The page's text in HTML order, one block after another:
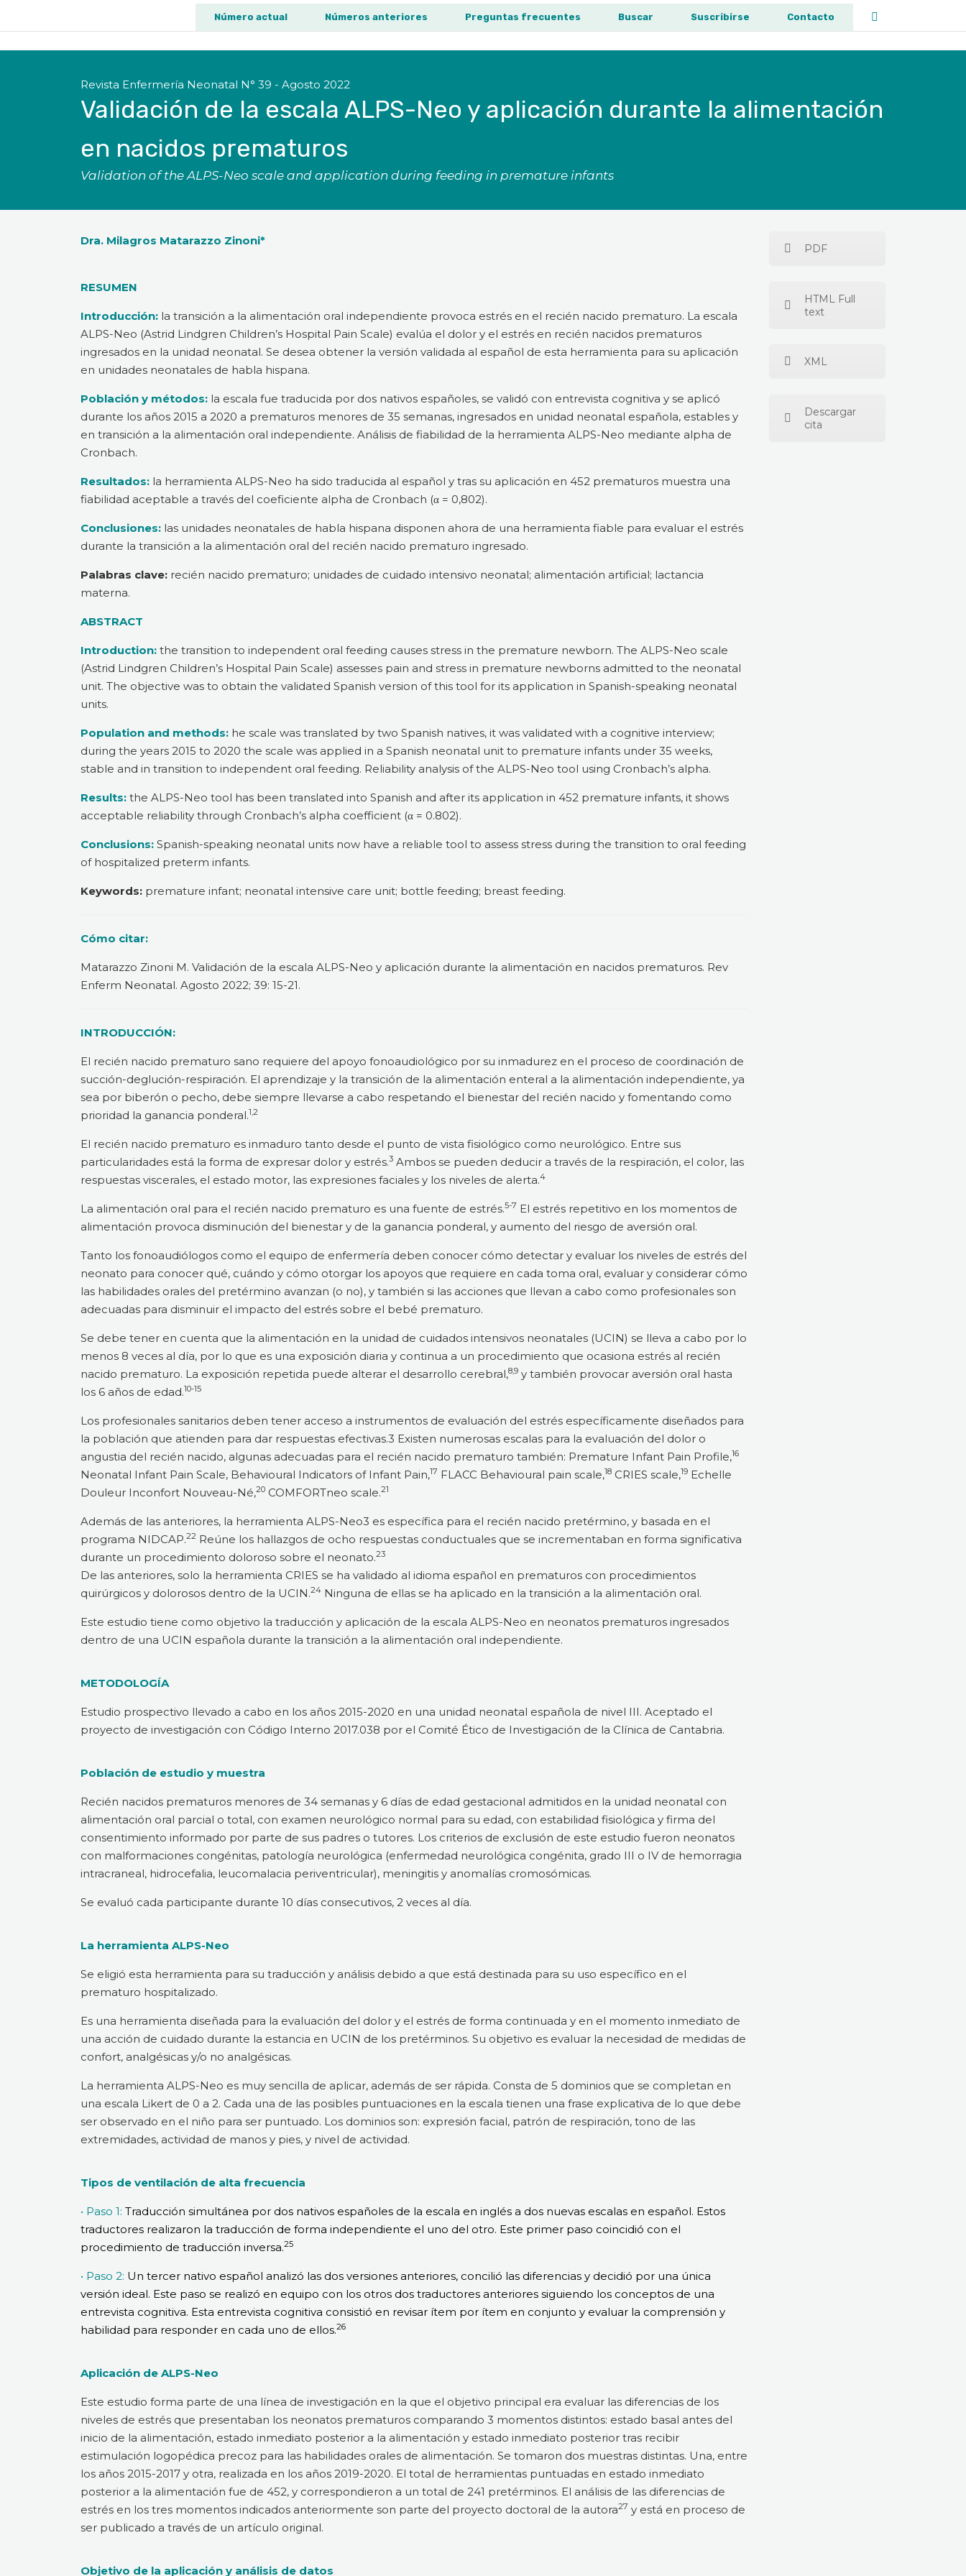
Número actual Números anteriores Preguntas frecuentes Buscar Suscribirse Contacto
Revista Enfermería Neonatal N° 39 - Agosto 2022
Validación de la escala ALPS-Neo y aplicación durante la alimentación
en nacidos prematuros
Validation of the ALPS-Neo scale and application during feeding in premature infants
Dra. Milagros Matarazzo Zinoni*
RESUMEN
Introducción: la transición a la alimentación oral independiente provoca estrés en el recién nacido prematuro. La escala
ALPS-Neo (Astrid Lindgren Children’s Hospital Pain Scale) evalúa el dolor y el estrés en recién nacidos prematuros
ingresados en la unidad neonatal. Se desea obtener la versión validada al español de esta herramienta para su aplicación
en unidades neonatales de habla hispana.
Población y métodos: la escala fue traducida por dos nativos españoles, se validó con entrevista cognitiva y se aplicó
durante los años 2015 a 2020 a prematuros menores de 35 semanas, ingresados en unidad neonatal española, estables y
en transición a la alimentación oral independiente. Análisis de fiabilidad de la herramienta ALPS-Neo mediante alpha de
Cronbach.
Resultados: la herramienta ALPS-Neo ha sido traducida al español y tras su aplicación en 452 prematuros muestra una
fiabilidad aceptable a través del coeficiente alpha de Cronbach (α = 0,802).
Conclusiones: las unidades neonatales de habla hispana disponen ahora de una herramienta fiable para evaluar el estrés
durante la transición a la alimentación oral del recién nacido prematuro ingresado.
Palabras clave: recién nacido prematuro; unidades de cuidado intensivo neonatal; alimentación artificial; lactancia
materna.
ABSTRACT
Introduction: the transition to independent oral feeding causes stress in the premature newborn. The ALPS-Neo scale
(Astrid Lindgren Children’s Hospital Pain Scale) assesses pain and stress in premature newborns admitted to the neonatal
unit. The objective was to obtain the validated Spanish version of this tool for its application in Spanish-speaking neonatal
units.
Population and methods: he scale was translated by two Spanish natives, it was validated with a cognitive interview;
during the years 2015 to 2020 the scale was applied in a Spanish neonatal unit to premature infants under 35 weeks,
stable and in transition to independent oral feeding. Reliability analysis of the ALPS-Neo tool using Cronbach’s alpha.
Results: the ALPS-Neo tool has been translated into Spanish and after its application in 452 premature infants, it shows
acceptable reliability through Cronbach’s alpha coefficient (α = 0.802).
Conclusions: Spanish-speaking neonatal units now have a reliable tool to assess stress during the transition to oral feeding
of hospitalized preterm infants.
Keywords: premature infant; neonatal intensive care unit; bottle feeding; breast feeding.
Cómo citar:
Matarazzo Zinoni M. Validación de la escala ALPS-Neo y aplicación durante la alimentación en nacidos prematuros. Rev
Enferm Neonatal. Agosto 2022; 39: 15-21.
INTRODUCCIÓN:
El recién nacido prematuro sano requiere del apoyo fonoaudiológico por su inmadurez en el proceso de coordinación de
succión-deglución-respiración. El aprendizaje y la transición de la alimentación enteral a la alimentación independiente, ya
sea por biberón o pecho, debe siempre llevarse a cabo respetando el bienestar del recién nacido y fomentando como
prioridad la ganancia ponderal.1,2
El recién nacido prematuro es inmaduro tanto desde el punto de vista fisiológico como neurológico. Entre sus
particularidades está la forma de expresar dolor y estrés.3 Ambos se pueden deducir a través de la respiración, el color, las
respuestas viscerales, el estado motor, las expresiones faciales y los niveles de alerta.4
La alimentación oral para el recién nacido prematuro es una fuente de estrés.5-7 El estrés repetitivo en los momentos de
alimentación provoca disminución del bienestar y de la ganancia ponderal, y aumento del riesgo de aversión oral.
Tanto los fonoaudiólogos como el equipo de enfermería deben conocer cómo detectar y evaluar los niveles de estrés del
neonato para conocer qué, cuándo y cómo otorgar los apoyos que requiere en cada toma oral, evaluar y considerar cómo
las habilidades orales del pretérmino avanzan (o no), y también si las acciones que llevan a cabo como profesionales son
adecuadas para disminuir el impacto del estrés sobre el bebé prematuro.
Se debe tener en cuenta que la alimentación en la unidad de cuidados intensivos neonatales (UCIN) se lleva a cabo por lo
menos 8 veces al día, por lo que es una exposición diaria y continua a un procedimiento que ocasiona estrés al recién
nacido prematuro. La exposición repetida puede alterar el desarrollo cerebral,8,9 y también provocar aversión oral hasta
los 6 años de edad.10-15
Los profesionales sanitarios deben tener acceso a instrumentos de evaluación del estrés específicamente diseñados para
la población que atienden para dar respuestas efectivas.3 Existen numerosas escalas para la evaluación del dolor o
angustia del recién nacido, algunas adecuadas para el recién nacido prematuro también: Premature Infant Pain Profile,16
Neonatal Infant Pain Scale, Behavioural Indicators of Infant Pain,17 FLACC Behavioural pain scale,18 CRIES scale,19 Echelle
Douleur Inconfort Nouveau-Né,20 COMFORTneo scale.21
Además de las anteriores, la herramienta ALPS-Neo3 es específica para el recién nacido pretérmino, y basada en el
programa NIDCAP.22 Reúne los hallazgos de ocho respuestas conductuales que se incrementaban en forma significativa
durante un procedimiento doloroso sobre el neonato.23
De las anteriores, solo la herramienta CRIES se ha validado al idioma español en prematuros con procedimientos
quirúrgicos y dolorosos dentro de la UCIN.24 Ninguna de ellas se ha aplicado en la transición a la alimentación oral.
Este estudio tiene como objetivo la traducción y aplicación de la escala ALPS-Neo en neonatos prematuros ingresados
dentro de una UCIN española durante la transición a la alimentación oral independiente.
METODOLOGÍA
Estudio prospectivo llevado a cabo en los años 2015-2020 en una unidad neonatal española de nivel III. Aceptado el
proyecto de investigación con Código Interno 2017.038 por el Comité Ético de Investigación de la Clínica de Cantabria.
Población de estudio y muestra
Recién nacidos prematuros menores de 34 semanas y 6 días de edad gestacional admitidos en la unidad neonatal con
alimentación oral parcial o total, con examen neurológico normal para su edad, con estabilidad fisiológica y firma del
consentimiento informado por parte de sus padres o tutores. Los criterios de exclusión de este estudio fueron neonatos
con malformaciones congénitas, patología neurológica (enfermedad neurológica congénita, grado III o IV de hemorragia
intracraneal, hidrocefalia, leucomalacia periventricular), meningitis y anomalías cromosómicas.
Se evaluó cada participante durante 10 días consecutivos, 2 veces al día.
La herramienta ALPS-Neo
Se eligió esta herramienta para su traducción y análisis debido a que está destinada para su uso específico en el
prematuro hospitalizado.
Es una herramienta diseñada para la evaluación del dolor y el estrés de forma continuada y en el momento inmediato de
una acción de cuidado durante la estancia en UCIN de los pretérminos. Su objetivo es evaluar la necesidad de medidas de
confort, analgésicas y/o no analgésicas.
La herramienta ALPS-Neo es muy sencilla de aplicar, además de ser rápida. Consta de 5 dominios que se completan en
una escala Likert de 0 a 2. Cada una de las posibles puntuaciones en la escala tienen una frase explicativa de lo que debe
ser observado en el niño para ser puntuado. Los dominios son: expresión facial, patrón de respiración, tono de las
extremidades, actividad de manos y pies, y nivel de actividad.
Tipos de ventilación de alta frecuencia
• Paso 1: Traducción simultánea por dos nativos españoles de la escala en inglés a dos nuevas escalas en español. Estos
traductores realizaron la traducción de forma independiente el uno del otro. Este primer paso coincidió con el
procedimiento de traducción inversa.25
• Paso 2: Un tercer nativo español analizó las dos versiones anteriores, concilió las diferencias y decidió por una única
versión ideal. Este paso se realizó en equipo con los otros dos traductores anteriores siguiendo los conceptos de una
entrevista cognitiva. Esta entrevista cognitiva consistió en revisar ítem por ítem en conjunto y evaluar la comprensión y
habilidad para responder en cada uno de ellos.26
Aplicación de ALPS-Neo
Este estudio forma parte de una línea de investigación en la que el objetivo principal era evaluar las diferencias de los
niveles de estrés que presentaban los neonatos prematuros comparando 3 momentos distintos: estado basal antes del
inicio de la alimentación, estado inmediato posterior a la alimentación y estado inmediato posterior tras recibir
estimulación logopédica precoz para las habilidades orales de alimentación. Se tomaron dos muestras distintas. Una, entre
los años 2015-2017 y otra, realizada en los años 2019-2020. El total de herramientas puntuadas en estado inmediato
posterior a la alimentación fue de 452, y correspondieron a un total de 241 pretérminos. El análisis de las diferencias de
estrés en los tres momentos indicados anteriormente son parte del proyecto doctoral de la autora27 y está en proceso de
ser publicado a través de un artículo original.
Objetivo de la aplicación y análisis de datos
PDF
HTML Full
text
XML
Descargar
cita